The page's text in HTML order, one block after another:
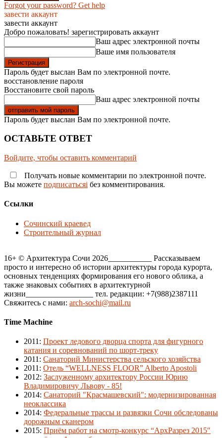
Forgot your password? Get help
завести аккаунт
завести аккаунт
Добро пожаловать! зарегистрировать аккаунт
Ваш адрес электронной почты
Ваше имя пользователя
Пароль будет выслан Вам по электронной почте.
восстановление пароля
Восстановите свой пароль
Ваш адрес электронной почты
Пароль будет выслан Вам по электронной почте.
ОСТАВЬТЕ ОТВЕТ
Войдите, чтобы оставить комментарий
Получать новые комментарии по электронной почте.
Вы можете подписатьсяi без комментирования.
Ссылки
Сочинский краевед
Строительный журнал
16+ © Архитектура Сочи 2026___________ Рассказываем
просто и интересно об истории архитектуры города курорта,
основных тенденциях формирования его нового облика, а
также знаковых событиях в архитектурной
жизни_________________ тел. редакции: +7(988)2387111
Свяжитесь с нами: arch-sochi@mail.ru
Time Machine
2011 : Проект ледового дворца спорта для фигурного
катания и соревнований по шорт-треку
2011 : Санаторий Министерства сельского хозяйства
2011 : Отель “WELLNESS FLOOR” Alberto Apostoli
2012: Заслуженному архитектору России Юрию
Владимировичу Львову - 85!
2014: Санаторий "Красмашевский": модернизированная
неоклассика
2014: Федеральные трассы и развязки Сочи обследованы
дорожным сканером
2015: Приём работ на смотр-конкурс “АрхРазрез 2015″